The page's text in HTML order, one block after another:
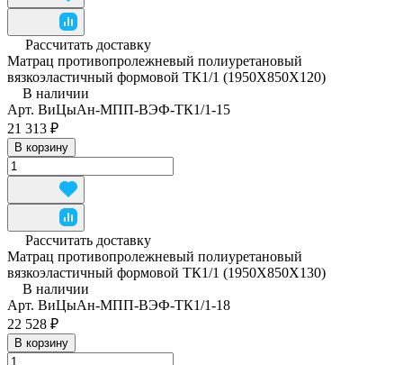
Рассчитать доставку
Матрац противопролежневый полиуретановый
вязкоэластичный формовой ТК1/1 (1950Х850Х120)
В наличии
Арт. ВиЦыАн-МПП-ВЭФ-ТК1/1-15
21 313 ₽
В корзину
Рассчитать доставку
Матрац противопролежневый полиуретановый
вязкоэластичный формовой ТК1/1 (1950Х850Х130)
В наличии
Арт. ВиЦыАн-МПП-ВЭФ-ТК1/1-18
22 528 ₽
В корзину